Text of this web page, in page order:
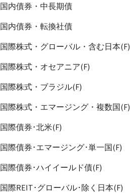
国内債券・中長期債
国内債券・転換社債
国際株式・グローバル・含む日本(F)
国際株式・オセアニア(F)
国際株式・ブラジル(F)
国際株式・エマージング・複数国(F)
国際債券･北米(F)
国際債券･エマージング･単一国(F)
国際債券･ハイイールド債(F)
国際REIT･グローバル･除く日本(F)